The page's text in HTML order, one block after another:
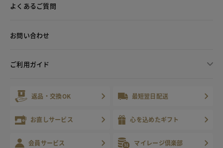
よくあるご質問
お問い合わせ
ご利用ガイド
返品・交換OK 最短翌日配送
お直しサービス 心を込めたギフト
会員サービス マイレージ倶楽部